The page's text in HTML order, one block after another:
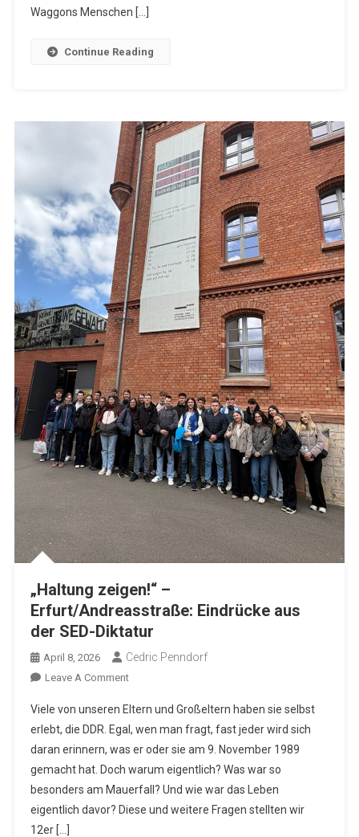
Gedenkstätte
Mittelbau-
Dora
Waggons Menschen […]
Continue Reading
„Haltung zeigen!“ –
Erfurt/Andreasstraße: Eindrücke aus
der SED-Diktatur
April 8, 2026 Cedric Penndorf
Leave A CommentOn
Zeigen!“
–
Erfurt/Andreasstraße:
Eindrücke
Aus
Der
Viele von unseren Eltern und Großeltern haben sie selbst
erlebt, die DDR. Egal, wen man fragt, fast jeder wird sich
daran erinnern, was er oder sie am 9. November 1989
gemacht hat. Doch warum eigentlich? Was war so
besonders am Mauerfall? Und wie war das Leben
eigentlich davor? Diese und weitere Fragen stellten wir
12er […]